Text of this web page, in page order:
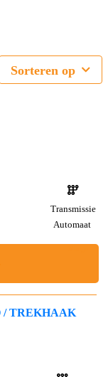
Sorteren op
Transmissie
Automaat